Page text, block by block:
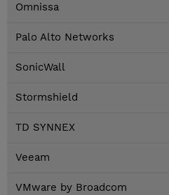
Omnissa
Palo Alto Networks
SonicWall
Stormshield
TD SYNNEX
Veeam
VMware by Broadcom